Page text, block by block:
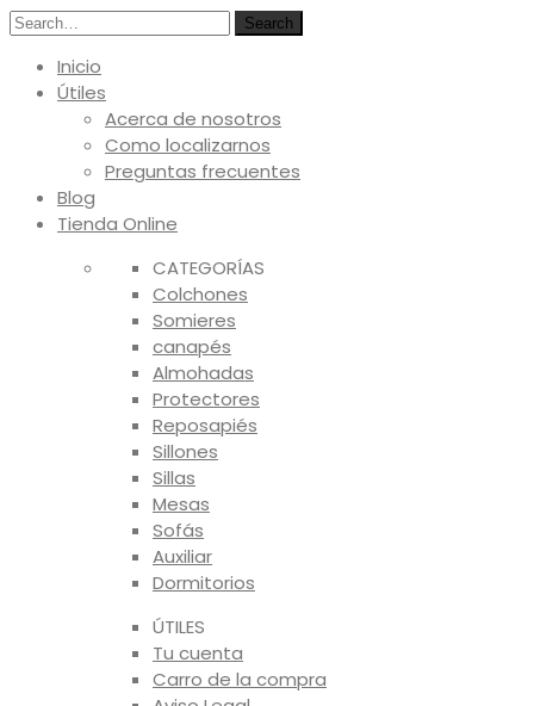
Search
Inicio
Útiles
Acerca de nosotros
Como localizarnos
Preguntas frecuentes
Blog
Tienda Online
CATEGORÍAS
Colchones
Somieres
canapés
Almohadas
Protectores
Reposapiés
Sillones
Sillas
Mesas
Sofás
Auxiliar
Dormitorios
ÚTILES
Tu cuenta
Carro de la compra